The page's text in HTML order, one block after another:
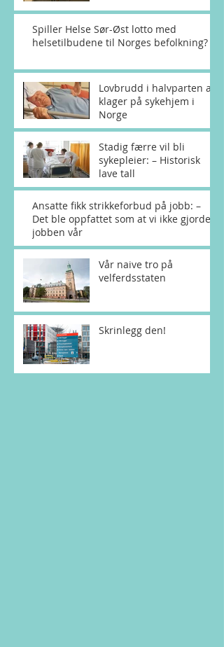
Spiller Helse Sør-Øst lotto med
helsetilbudene til Norges befolkning?
Lovbrudd i halvparten av
klager på sykehjem i
Norge
Stadig færre vil bli
sykepleier: – Historisk
lave tall
Ansatte fikk strikkeforbud på jobb: –
Det ble oppfattet som at vi ikke gjorde
jobben vår
Vår naive tro på
velferdsstaten
Skrinlegg den!